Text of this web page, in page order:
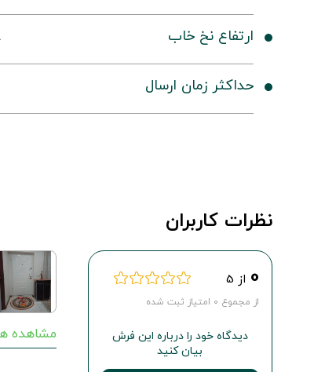
ارتفاع نخ خاب
حداکثر زمان ارسال
نظرات کاربران
0 از 5
از مجموع 0 امتیاز ثبت شده
دیدگاه خود را درباره این فرش
بیان کنید
مشاهده